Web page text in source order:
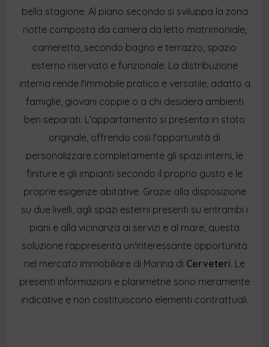
bella stagione. Al piano secondo si sviluppa la zona
notte composta da camera da letto matrimoniale,
cameretta, secondo bagno e terrazzo, spazio
esterno riservato e funzionale. La distribuzione
interna rende l'immobile pratico e versatile, adatto a
famiglie, giovani coppie o a chi desidera ambienti
ben separati. L'appartamento si presenta in stato
originale, offrendo così l'opportunità di
personalizzare completamente gli spazi interni, le
finiture e gli impianti secondo il proprio gusto e le
proprie esigenze abitative. Grazie alla disposizione
su due livelli, agli spazi esterni presenti su entrambi i
piani e alla vicinanza ai servizi e al mare, questa
soluzione rappresenta un'interessante opportunità
nel mercato immobiliare di Marina di Cerveteri. Le
presenti informazioni e planimetrie sono meramente
indicative e non costituiscono elementi contrattuali.